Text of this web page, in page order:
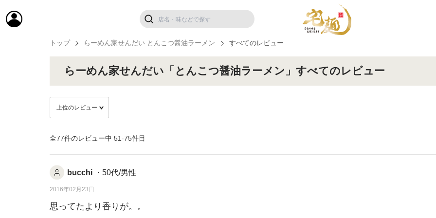
トップ らーめん家せんだい とんこつ醤油ラーメン すべてのレビュー
らーめん家せんだい「とんこつ醤油ラーメン」すべてのレビュー
全77件のレビュー中 51-75件目
bucchi ・50代/男性
2016年02月23日
思ってたより香りが。。